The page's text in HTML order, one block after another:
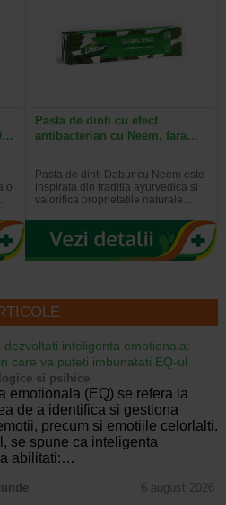
o
Pasta de dinti cu efect
antibacterian cu Neem, fara…
Pasta de dinti Dabur cu Neem este
inspirata din traditia ayurvedica si
valorifica proprietatile naturale…
dezvoltati inteligenta emotionala:
care va puteti imbunatati EQ-ul
si psihice
emotionala (EQ) se refera la
de a identifica si gestiona
precum si emotiile celorlalti.
se spune ca inteligenta
abilitati:…
6 august 2026